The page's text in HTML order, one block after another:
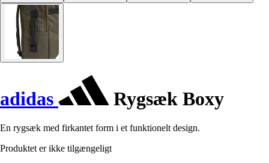
adidas Rygsæk Boxy
En rygsæk med firkantet form i et funktionelt design.
Produktet er ikke tilgængeligt